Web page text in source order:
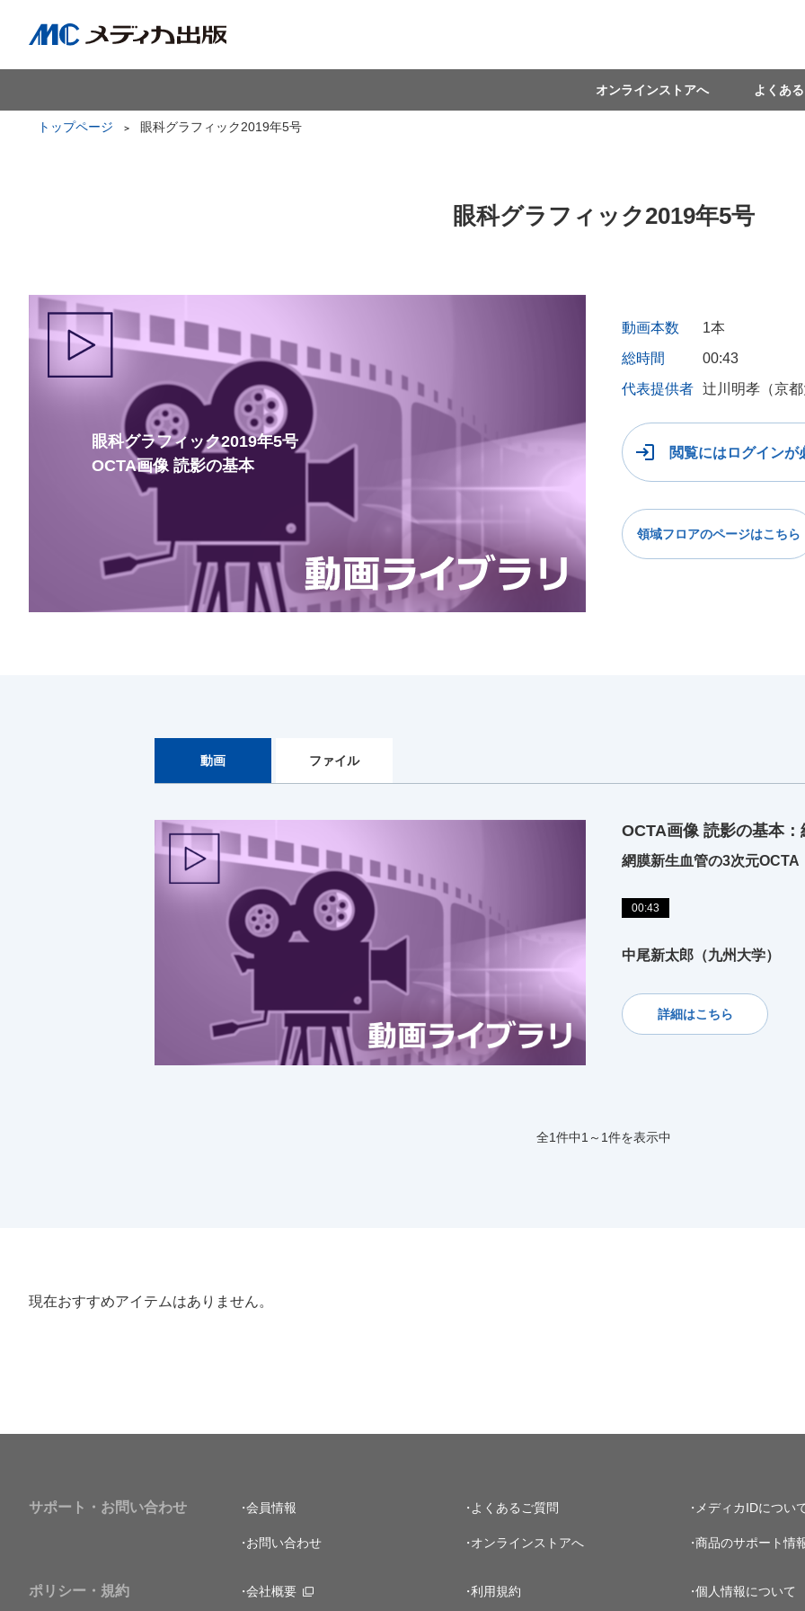
オンラインストアへ よくあ
トップページ 眼科グラフィック2019年5号
眼科グラフィック2019年5号
眼科グラフィック2019年5号
OCTA画像 読影の基本
動画本数
1本
総時間
00:43
代表提供者 辻川明孝（京
閲覧にはログインが
領域フロアのページはこちら
動画 ファイル
OCTA画像 読影の基本：
網膜新生血管の3次元OCTA
00:43
中尾新太郎（九州大学）
詳細はこちら
全1件中1～1件を表示中
現在おすすめアイテムはありません。
サポート・お問い合わせ 会員情報 よくあるご質問 メディカIDについ
お問い合わせ オンラインストアへ 商品のサポート情
ポリシー・規約 会社概要 利用規約 個人情報について